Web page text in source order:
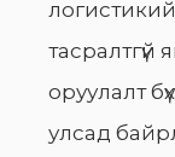
оруулалт
улсад